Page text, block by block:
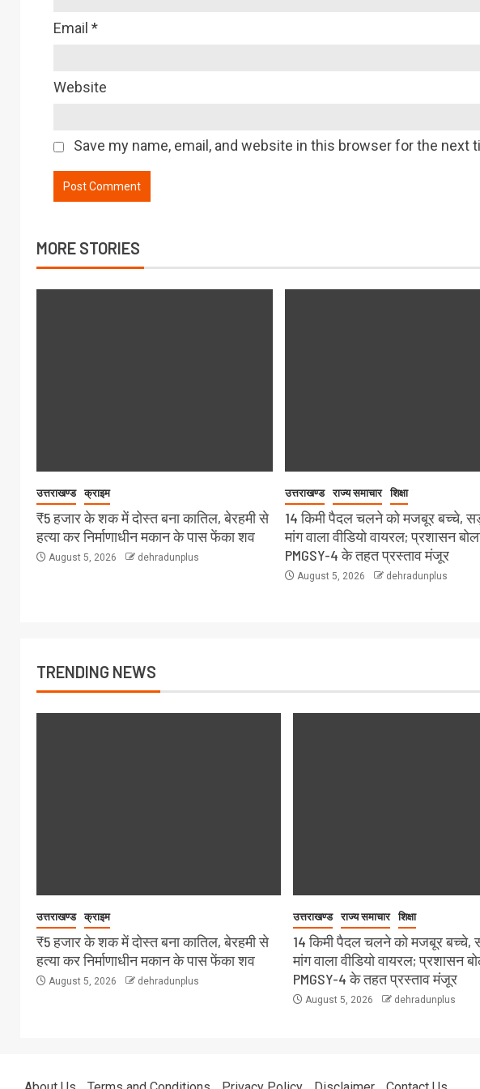
Email *
Website
Save my name, email, and website in this browser for the next
MORE STORIES
उत्तराखण्ड क्राइम
₹5 हजार के शक में दोस्त बना कातिल, बेरहमी से
हत्या कर निर्माणाधीन मकान के पास फेंका शव
August 5, 2026 dehradunplus
उत्तराखण्ड राज्य समाचार शिक्षा
14 किमी पैदल चलने को मजबूर बच्चे,
मांग वाला वीडियो वायरल; प्रशासन
PMGSY-4 के तहत प्रस्ताव मंजूर
August 5, 2026 dehradunplus
TRENDING NEWS
उत्तराखण्ड क्राइम
₹5 हजार के शक में दोस्त बना कातिल, बेरहमी से
हत्या कर निर्माणाधीन मकान के पास फेंका शव
August 5, 2026 dehradunplus
उत्तराखण्ड राज्य समाचार शिक्षा
14 किमी पैदल चलने को मजबूर बच्चे,
मांग वाला वीडियो वायरल; प्रशासन
PMGSY-4 के तहत प्रस्ताव मंजूर
August 5, 2026 dehradunplus